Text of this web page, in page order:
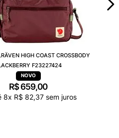
HIGH COAST CROSSBODY
F23227424
R$ 659,00
8x R$ 82,37 sem juros